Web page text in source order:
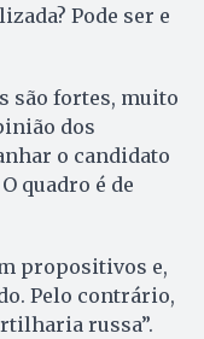
Pode ser e
são fortes, muito
dos
o candidato
quadro é de
propositivos e,
Pelo contrário,
russa”.